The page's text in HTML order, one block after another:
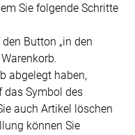
Sie folgende Schritte
Button „in den
abgelegt haben,
das Symbol des
auch Artikel löschen
können Sie